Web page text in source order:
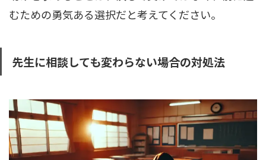
むための勇気ある選択だと考えてください。
先生に相談しても変わらない場合の対処法